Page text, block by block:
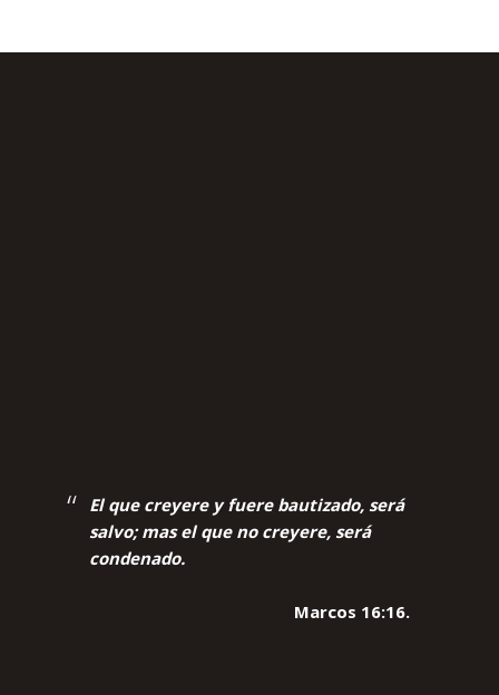
El que creyere y fuere bautizado, será
salvo; mas el que no creyere, será
condenado.
Marcos 16:16.